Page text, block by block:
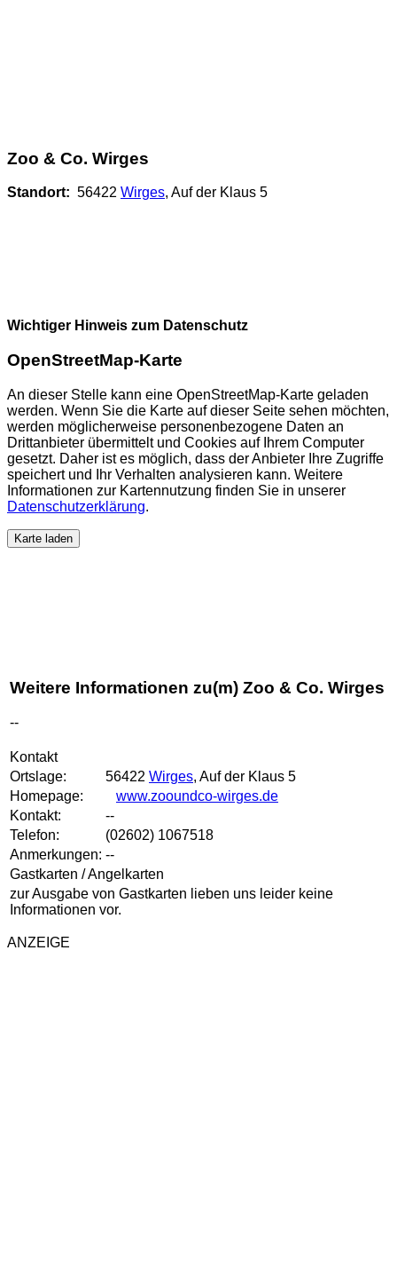
Zoo & Co. Wirges
Standort: 56422 Wirges, Auf der Klaus 5
Wichtiger Hinweis zum Datenschutz
OpenStreetMap-Karte
An dieser Stelle kann eine OpenStreetMap-Karte geladen
werden. Wenn Sie die Karte auf dieser Seite sehen möchten,
werden möglicherweise personenbezogene Daten an
Drittanbieter übermittelt und Cookies auf Ihrem Computer
gesetzt. Daher ist es möglich, dass der Anbieter Ihre Zugriffe
speichert und Ihr Verhalten analysieren kann. Weitere
Informationen zur Kartennutzung finden Sie in unserer
Datenschutzerklärung.
Karte laden
Weitere Informationen zu(m) Zoo & Co. Wirges
--
Kontakt
Ortslage:
56422 Wirges, Auf der Klaus 5
Homepage:
www.zooundco-wirges.de
Kontakt:
--
Telefon:
(02602) 1067518
Anmerkungen: --
Gastkarten / Angelkarten
zur Ausgabe von Gastkarten lieben uns leider keine
Informationen vor.
ANZEIGE